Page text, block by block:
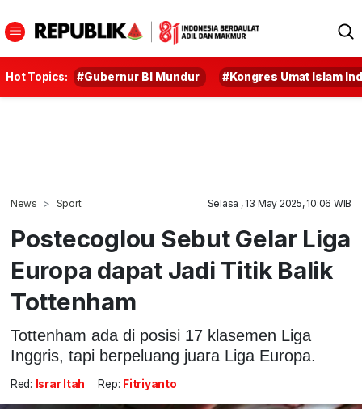
Hot Topics: #Gubernur BI Mundur #Kongres Umat Islam
News Sport Selasa , 13 May 2025, 10:06 WIB
Postecoglou Sebut Gelar Liga
Europa dapat Jadi Titik Balik
Tottenham
Tottenham ada di posisi 17 klasemen Liga
Inggris, tapi berpeluang juara Liga Europa.
Red: Israr Itah Rep: Fitriyanto